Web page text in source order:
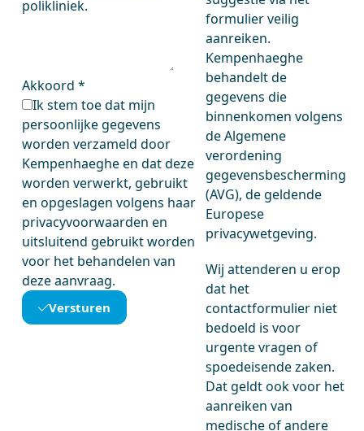
polikliniek.
Akkoord*
Ik stem toe dat mijn
persoonlijke gegevens
worden verzameld door
Kempenhaeghe en dat deze
worden verwerkt, gebruikt
en opgeslagen volgens haar
privacyvoorwaarden en
uitsluitend gebruikt worden
voor het behandelen van
deze aanvraag.
Versturen
formulier veilig
aanreiken.
Kempenhaeghe
behandelt de
gegevens die
binnenkomen volgens
de Algemene
verordening
gegevensbescherming
(AVG), de geldende
Europese
privacywetgeving.
Wij attenderen u erop
dat het
contactformulier niet
bedoeld is voor
urgente vragen of
spoedeisende zaken.
Dat geldt ook voor het
aanreiken van
medische of andere